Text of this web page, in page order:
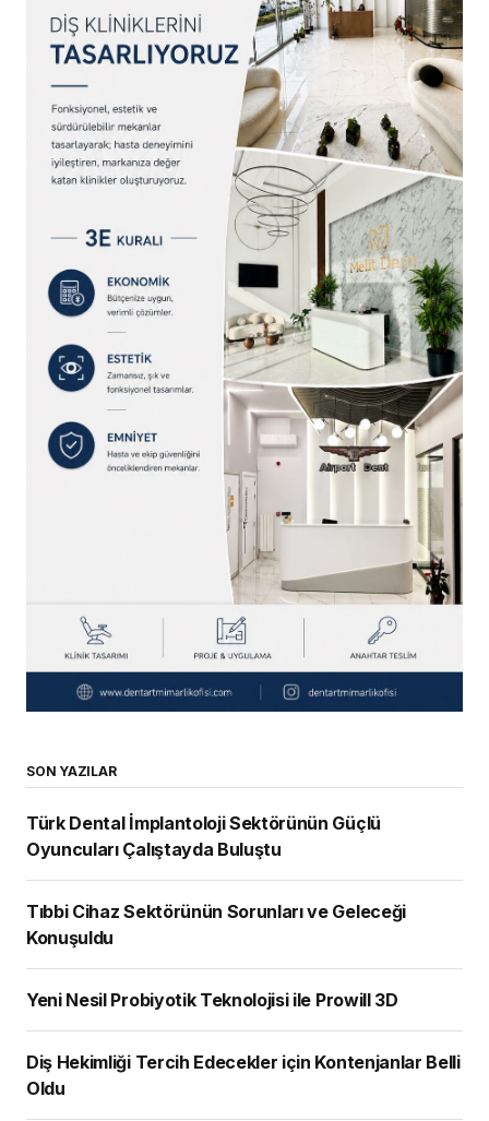
SON YAZILAR
Türk Dental İmplantoloji Sektörünün Güçlü
Oyuncuları Çalıştayda Buluştu
Tıbbi Cihaz Sektörünün Sorunları ve Geleceği
Konuşuldu
Yeni Nesil Probiyotik Teknolojisi ile Prowill 3D
Diş Hekimliği Tercih Edecekler için Kontenjanlar Belli
Oldu